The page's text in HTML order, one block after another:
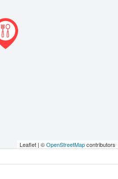
Leaflet | ©OpenStreetMapcontributors